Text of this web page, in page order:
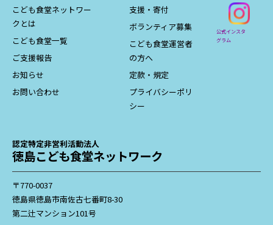
こども食堂ネットワー
クとは
こども食堂一覧
ご支援報告
お知らせ
お問い合わせ
支援・寄付
ボランティア募集
こども食堂運営者
の方へ
定款・規定
プライバシーポリ
シー
公式インスタ
グラム
認定特定非営利活動法人
徳島こども食堂ネットワーク
〒770-0037
徳島県徳島市南佐古七番町8-30
第二辻マンション101号